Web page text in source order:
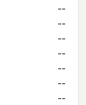
--
--
--
--
--
--
--